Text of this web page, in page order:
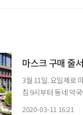
마스크 구매 줄
3월 11일. 요일제로
침 9시부터 동네 약
2020-03-11 16:21